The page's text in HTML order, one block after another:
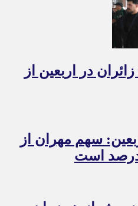
زائران در اربعین از
سهم مهران از